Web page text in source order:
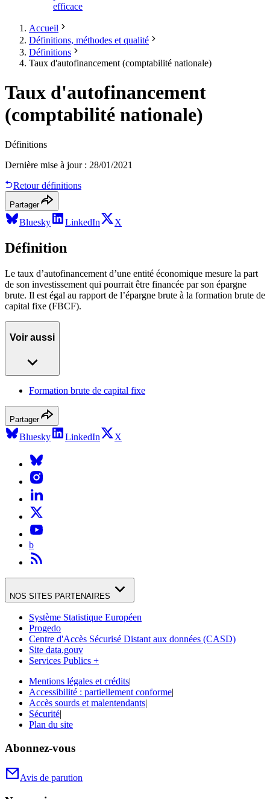
efficace
Accueil
Définitions, méthodes et qualité
Définitions
Taux d'autofinancement (comptabilité nationale)
Taux d'autofinancement
(comptabilité nationale)
Définitions
Dernière mise à jour: 28/01/2021
Retour définitions
Partager
Bluesky LinkedIn X
Définition
Le taux d’autofinancement d’une entité économique mesure la part
de son investissement qui pourrait être financée par son épargne
brute. Il est égal au rapport de l’épargne brute à la formation brute de
capital fixe (FBCF).
Voir aussi
Formation brute de capital fixe
Partager
Bluesky LinkedIn X
b
NOS SITES PARTENAIRES
Système Statistique Européen
Progedo
Centre d'Accès Sécurisé Distant aux données (CASD)
Site data.gouv
Services Publics +
Mentions légales et crédits|
Accessibilité : partiellement conforme|
Accès sourds et malentendants|
Sécurité|
Plan du site
Abonnez-vous
Avis de parution